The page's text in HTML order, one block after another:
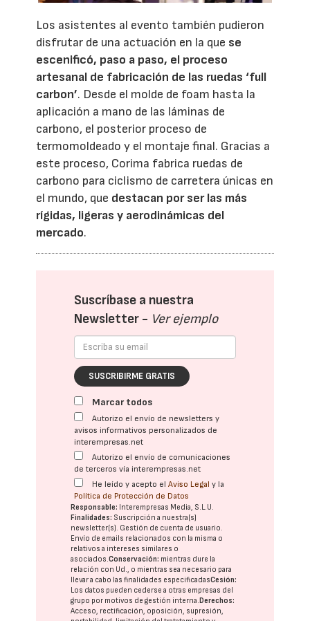
Los asistentes al evento también pudieron
disfrutar de una actuación en la que se
escenificó, paso a paso, el proceso
artesanal de fabricación de las ruedas ‘full
carbon’. Desde el molde de foam hasta la
aplicación a mano de las láminas de
carbono, el posterior proceso de
termomoldeado y el montaje final. Gracias a
este proceso, Corima fabrica ruedas de
carbono para ciclismo de carretera únicas en
el mundo, que destacan por ser las más
rígidas, ligeras y aerodinámicas del
mercado.
Suscríbase a nuestra
Newsletter - Ver ejemplo
SUSCRIBIRME GRATIS
Marcar todos
Autorizo el envío de newsletters y
avisos informativos personalizados de
interempresas.net
Autorizo el envío de comunicaciones
de terceros vía interempresas.net
He leído y acepto elAviso Legal y la
Política de Protección de Datos
Responsable: Interempresas Media, S.L.U.
Finalidades: Suscripción a nuestra(s)
newsletter(s). Gestión de cuenta de usuario.
Envío de emails relacionados con la misma o
relativos a intereses similares o
asociados.Conservación: mientras dure la
relación con Ud., o mientras sea necesario para
llevar a cabo las finalidades especificadasCesión:
Los datos pueden cederse a otras empresas del
grupo por motivos de gestión interna.Derechos:
Acceso, rectificación, oposición, supresión,